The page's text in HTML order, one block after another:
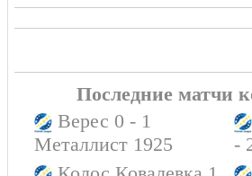
Последние матчи
Верес 0 - 1
Металлист 1925
-